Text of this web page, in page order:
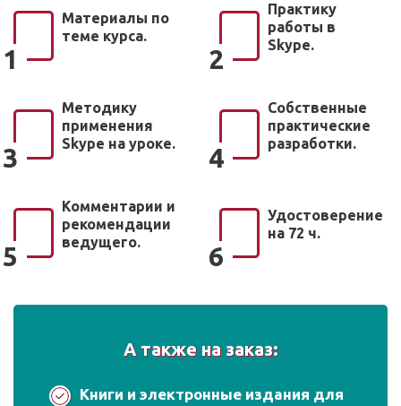
1
Материалы по
теме курса.
2
Практику
работы в
Skype.
3
Методику
применения
Skype на уроке.
4
Собственные
практические
разработки.
5
Комментарии и
рекомендации
ведущего.
6
Удостоверение
на 72 ч.
А также на заказ:
Книги и электронные издания для